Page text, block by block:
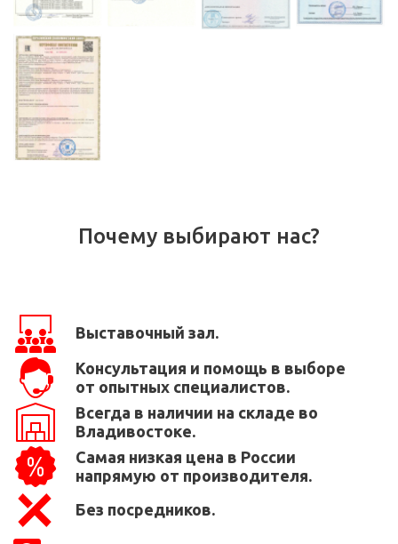
Почему выбирают нас?
Выставочный зал.
Консультация и помощь в выборе
от опытных специалистов.
Всегда в наличии на складе во
Владивостоке.
Самая низкая цена в России
напрямую от производителя.
Без посредников.